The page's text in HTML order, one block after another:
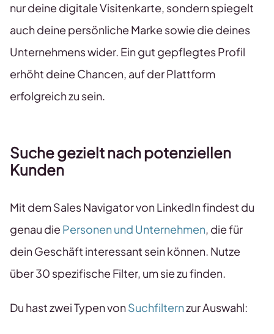
nur deine digitale Visitenkarte, sondern spiegelt
auch deine persönliche Marke sowie die deines
Unternehmens wider. Ein gut gepflegtes Profil
erhöht deine Chancen, auf der Plattform
erfolgreich zu sein.
Suche gezielt nach potenziellen
Kunden
Mit dem Sales Navigator von LinkedIn findest du
genau die Personen und Unternehmen, die für
dein Geschäft interessant sein können. Nutze
über 30 spezifische Filter, um sie zu finden.
Du hast zwei Typen vonSuchfilternzur Auswahl: